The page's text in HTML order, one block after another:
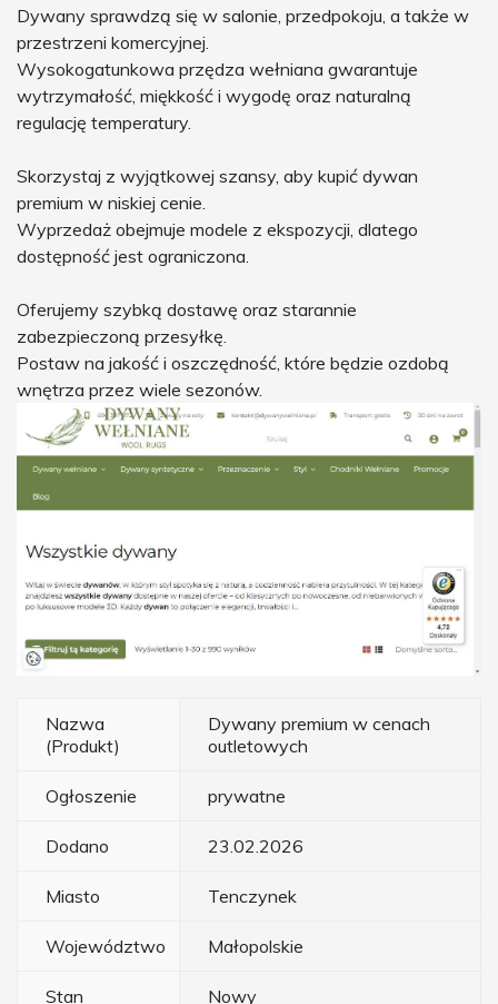
Dywany sprawdzą się w salonie, przedpokoju, a także w
przestrzeni komercyjnej.
Wysokogatunkowa przędza wełniana gwarantuje
wytrzymałość, miękkość i wygodę oraz naturalną
regulację temperatury.
Skorzystaj z wyjątkowej szansy, aby kupić dywan
premium w niskiej cenie.
Wyprzedaż obejmuje modele z ekspozycji, dlatego
dostępność jest ograniczona.
Oferujemy szybką dostawę oraz starannie
zabezpieczoną przesyłkę.
Postaw na jakość i oszczędność, które będzie ozdobą
wnętrza przez wiele sezonów.
Nazwa
(Produkt)
Dywany premium w cenach
outletowych
Ogłoszenie prywatne
Dodano 23.02.2026
Miasto Tenczynek
Województwo Małopolskie
Stan Nowy